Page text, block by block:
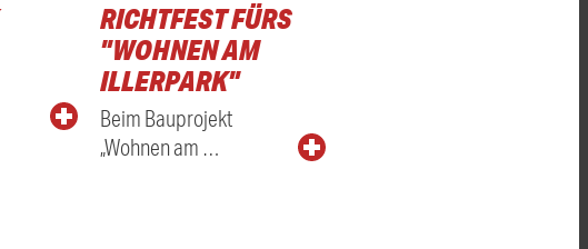
RICHTFEST FÜRS
"WOHNEN AM
ILLERPARK"
Beim Bauprojekt
„Wohnen am …